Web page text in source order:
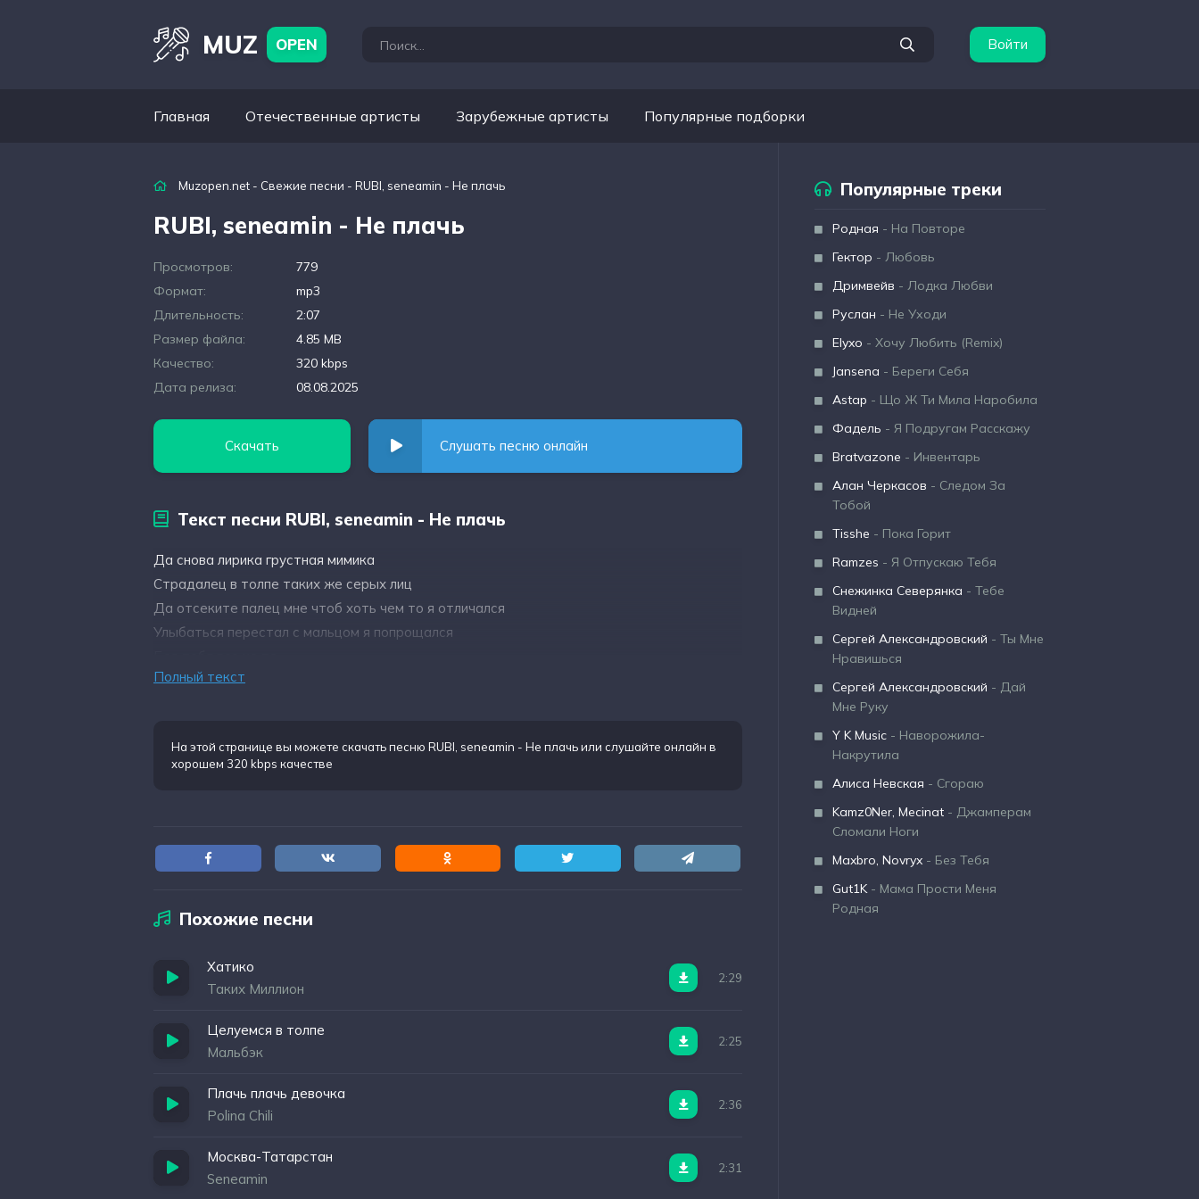
MUZ OPEN Войти
Главная Отечественные артисты Зарубежные артисты Популярные подборки
Muzopen.net - Свежие песни - RUBI, seneamin - Не плачь
RUBI, seneamin - Не плачь
Просмотров:
779
Формат:
mp3
Длительность:
2:07
Размер файла:
4.85 MB
Качество:
320 kbps
Дата релиза:
08.08.2025
Скачать Слушать песню онлайн
Текст песни RUBI, seneamin - Не плачь
Да снова лирика грустная мимика
Страдалец в толпе таких же серых лиц
Да отсеките палец мне чтоб хоть чем то я отличался
Улыбаться перестал с мальцом я попрощался
Полный текст
На этой странице вы можете скачать песню RUBI, seneamin - Не плачьили слушайте онлайн в
хорошем 320 kbps качестве
Похожие песни
Хатико
Таких Миллион
2:29
Целуемся в толпе
Мальбэк
2:25
Плачь плачь девочка
Polina Chili
2:36
Москва-Татарстан
Seneamin
2:31
Популярные треки
Родная - На Повторе
Гектор - Любовь
Дримвейв - Лодка Любви
Руслан - Не Уходи
Elyxo - Хочу Любить (Remix)
Jansena - Береги Себя
Astap - Що Ж Ти Мила Наробила
Фадель - Я Подругам Расскажу
Bratvazone - Инвентарь
Алан Черкасов - Следом За
Тобой
Tisshe - Пока Горит
Ramzes - Я Отпускаю Тебя
Снежинка Северянка - Тебе
Видней
Сергей Александровский - Ты Мне
Нравишься
Сергей Александровский - Дай
Мне Руку
Y K Music - Наворожила-
Накрутила
Алиса Невская - Сгораю
Kamz0Ner, Mecinat - Джамперам
Сломали Ноги
Maxbro, Novryx - Без Тебя
Gut1K- Мама Прости Меня
Родная